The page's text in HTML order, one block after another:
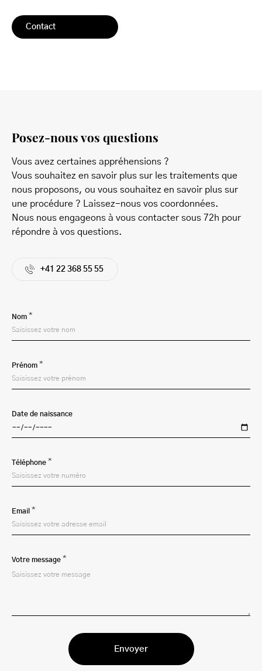
Contact
Posez-nous vos questions
Vous avez certaines appréhensions ?
Vous souhaitez en savoir plus sur les traitements que
nous proposons, ou vous souhaitez en savoir plus sur
une procédure ? Laissez-nous vos coordonnées.
Nous nous engageons à vous contacter sous 72h pour
répondre à vos questions.
+41 22 368 55 55
Nom *
Prénom *
Date de naissance
Téléphone *
Email *
Votre message *